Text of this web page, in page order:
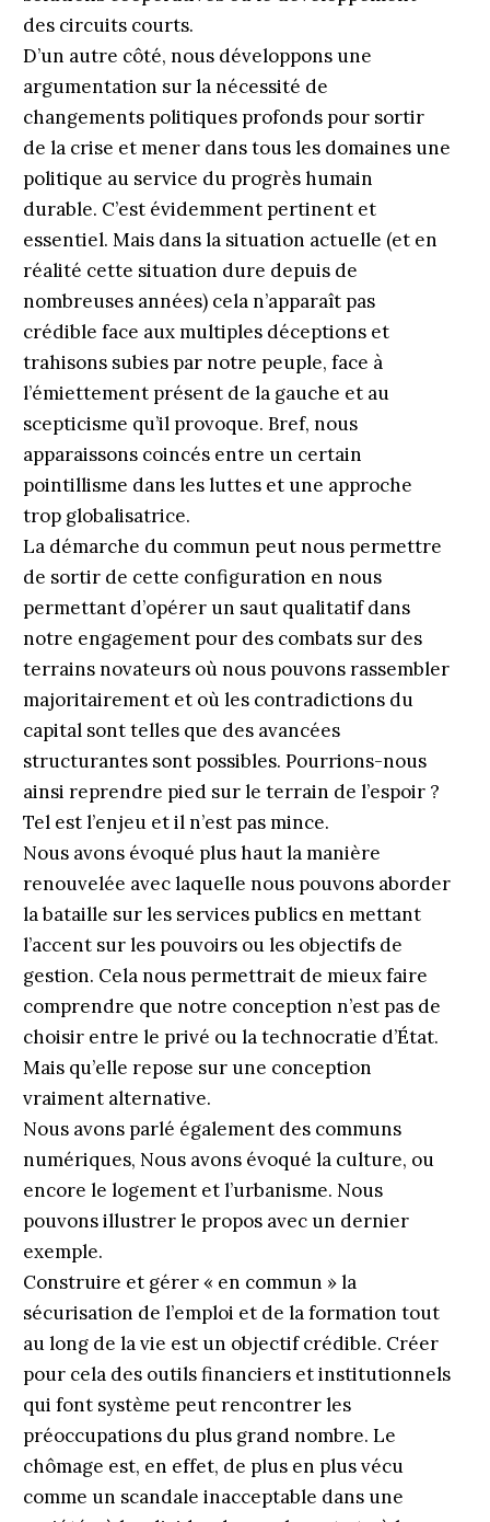
des circuits courts.
D’un autre côté, nous développons une
argumentation sur la nécessité de
changements politiques profonds pour sortir
de la crise et mener dans tous les domaines une
politique au service du progrès humain
durable. C’est évidemment pertinent et
essentiel. Mais dans la situation actuelle (et en
réalité cette situation dure depuis de
nombreuses années) cela n’apparaît pas
crédible face aux multiples déceptions et
trahisons subies par notre peuple, face à
l’émiettement présent de la gauche et au
scepticisme qu’il provoque. Bref, nous
apparaissons coincés entre un certain
pointillisme dans les luttes et une approche
trop globalisatrice.
La démarche du commun peut nous permettre
de sortir de cette configuration en nous
permettant d’opérer un saut qualitatif dans
notre engagement pour des combats sur des
terrains novateurs où nous pouvons rassembler
majoritairement et où les contradictions du
capital sont telles que des avancées
structurantes sont possibles. Pourrions-nous
ainsi reprendre pied sur le terrain de l’espoir ?
Tel est l’enjeu et il n’est pas mince.
Nous avons évoqué plus haut la manière
renouvelée avec laquelle nous pouvons aborder
la bataille sur les services publics en mettant
l’accent sur les pouvoirs ou les objectifs de
gestion. Cela nous permettrait de mieux faire
comprendre que notre conception n’est pas de
choisir entre le privé ou la technocratie d’État.
Mais qu’elle repose sur une conception
vraiment alternative.
Nous avons parlé également des communs
numériques, Nous avons évoqué la culture, ou
encore le logement et l’urbanisme. Nous
pouvons illustrer le propos avec un dernier
exemple.
Construire et gérer « en commun » la
sécurisation de l’emploi et de la formation tout
au long de la vie est un objectif crédible. Créer
pour cela des outils financiers et institutionnels
qui font système peut rencontrer les
préoccupations du plus grand nombre. Le
chômage est, en effet, de plus en plus vécu
comme un scandale inacceptable dans une